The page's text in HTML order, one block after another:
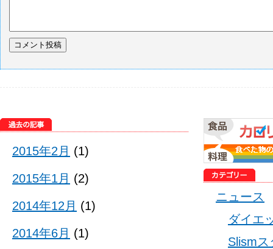
ニュース
ダイエ
Slism
2015年2月 (1)
2015年1月 (2)
2014年12月 (1)
2014年6月 (1)